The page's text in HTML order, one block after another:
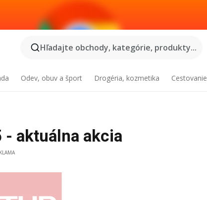
Hľadajte obchody, kategórie, produkty...
Odev, obuv a šport Drogéria, kozmetika Cestovanie
- aktuálna akcia